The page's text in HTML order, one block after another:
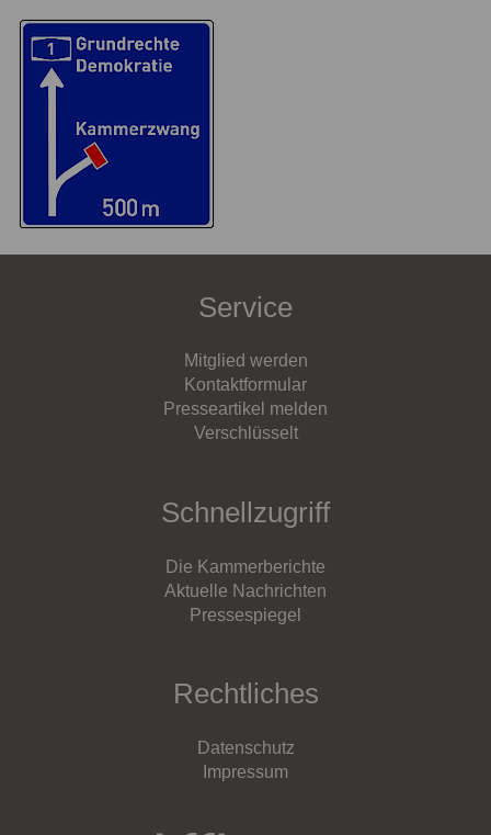
Service
Mitglied werden
Kontaktformular
Presseartikel melden
Verschlüsselt
Schnellzugriff
Die Kammerberichte
Aktuelle Nachrichten
Pressespiegel
Rechtliches
Datenschutz
Impressum